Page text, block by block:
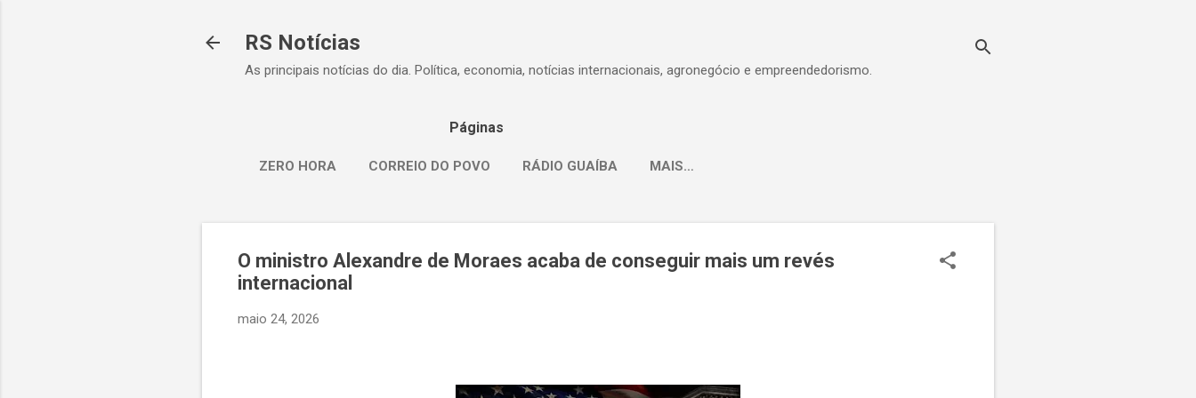
RS Notícias
As principais notícias do dia. Política, economia, notícias internacionais, agronegócio e empreendedorismo.
Páginas
ZERO HORA CORREIO DO POVO RÁDIO GUAÍBA MAIS…
O ministro Alexandre de Moraes acaba de conseguir mais um revés
internacional
maio 24, 2026